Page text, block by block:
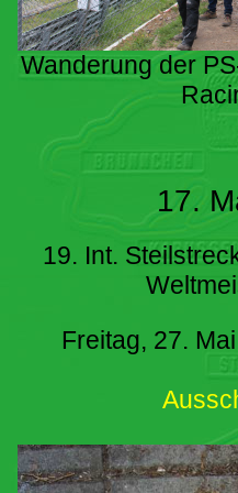
Wanderung der
17.
19. Int.
Freitag, 27.